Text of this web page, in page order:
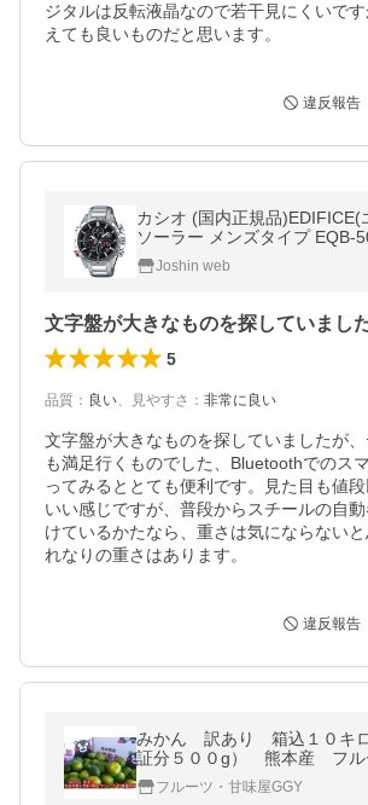
ジタルは反転液晶なので若干見にくいで
えても良いものだと思います。
違反報告
カシオ (国内正規品)EDIFICE(
ソーラー メンズタイプ EQB-
品種別A
Joshin web
5
品質 ： 良い、 見やすさ ： 非常に良い
文字盤が大きなものを探していましたが
も満足行くものでした、Bluetoothでのス
ってみるととても便利です。見た目も値
いい感じですが、普段からスチールの自
けているかたなら、重さは気にならない
れなりの重さはあります。
違反報告
みかん 訳あり 箱込１０キ
証分５００g） 熊本産 フル
みかん ミカン 蜜柑
フルーツ・甘味屋GGY